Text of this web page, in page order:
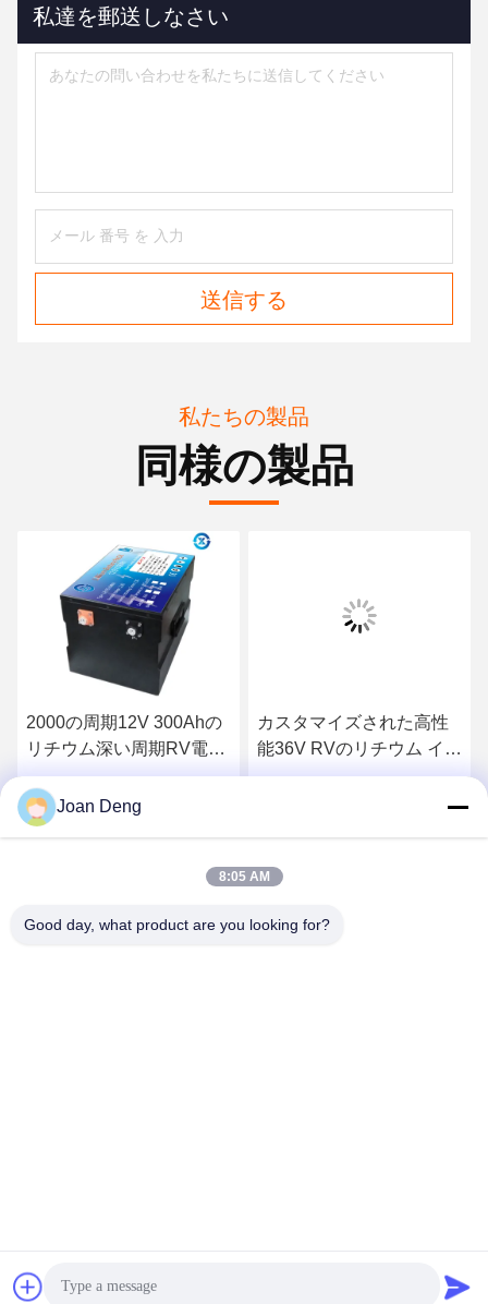
私達を郵送しなさい
送信する
私たちの製品
同様の製品
2000の周期12V 300Ahの
リチウム深い周期RV電池
に
最高 の 価格 を 入手 する
カスタマイズされた高性
能36V RVのリチウム イオ
ン電池
最高 の 価格 を 入手 する
中国 良質 12V LiFePO4電池 提供者 著作権 2021-2026 Shenzhen Huaxing
New Energy Technology Co.,Ltd すべての権利は保護されています.
Joan Deng
8:05 AM
Good day, what product are you looking for?